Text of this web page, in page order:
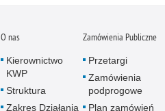
O nas
Kierownictwo
KWP
Struktura
Zakres Działania
Zamówienia Publiczne
Przetargi
Zamówienia
podprogowe
Plan zamówień